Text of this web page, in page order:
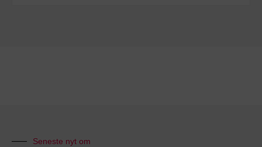
Seneste nyt om